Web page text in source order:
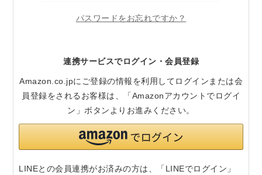
パスワードをお忘れですか？
連携サービスでログイン・会員登録
Amazon.co.jpにご登録の情報を利用してログインまたは会
員登録をされるお客様は、「Amazonアカウントでログイ
ン」ボタンよりお進みください。
LINEとの会員連携がお済みの方は、「LINEでログイン」